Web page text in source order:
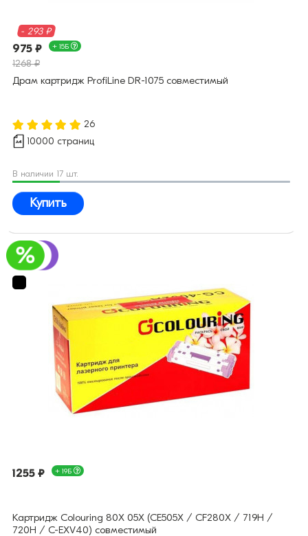
- 293 ₽
975 ₽ + 15Б
1268 ₽
Драм картридж ProfiLine DR-1075 совместимый
26
10000 страниц
В наличии 17 шт.
Купить
1255 ₽ + 19Б
Картридж Colouring 80X 05X (CE505X / CF280X / 719H /
720H / C-EXV40) совместимый